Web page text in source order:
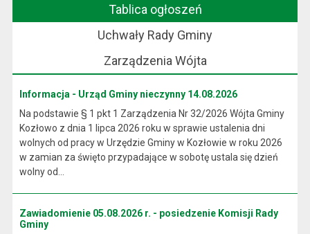
Tablica ogłoszeń
Uchwały Rady Gminy
Zarządzenia Wójta
Informacja - Urząd Gminy nieczynny 14.08.2026
Na podstawie § 1 pkt 1 Zarządzenia Nr 32/2026 Wójta Gminy
Kozłowo z dnia 1 lipca 2026 roku w sprawie ustalenia dni
wolnych od pracy w Urzędzie Gminy w Kozłowie w roku 2026
w zamian za święto przypadające w sobotę ustala się dzień
wolny od...
Zawiadomienie 05.08.2026 r. - posiedzenie Komisji Rady
Gminy